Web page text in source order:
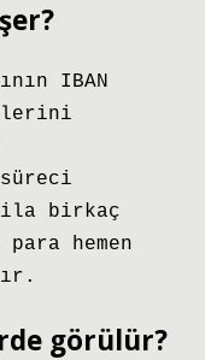
IBAN
birkaç
hemen
görülür?